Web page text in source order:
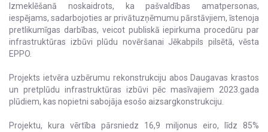
Izmeklēšanā noskaidrots, ka pašvaldības amatpersonas,
iespējams, sadarbojoties ar privātuzņēmumu pārstāvjiem, īstenoja
pretlikumīgas darbības, veicot publiskā iepirkuma procedūru par
infrastruktūras izbūvi plūdu novēršanai Jēkabpils pilsētā, vēsta
EPPO.
Projekts ietvēra uzbērumu rekonstrukciju abos Daugavas krastos
un pretplūdu infrastruktūras izbūvi pēc masīvajiem 2023.gada
plūdiem, kas nopietni sabojāja esošo aizsargkonstrukciju.
Projektu, kura vērtība pārsniedz 16,9 miljonus eiro, līdz 85%